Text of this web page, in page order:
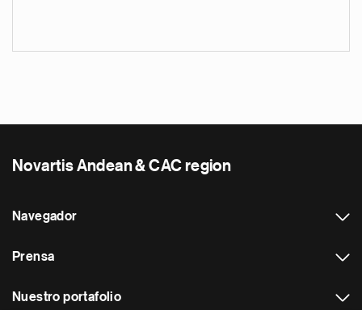
Novartis Andean & CAC region
Navegador
Prensa
Nuestro portafolio